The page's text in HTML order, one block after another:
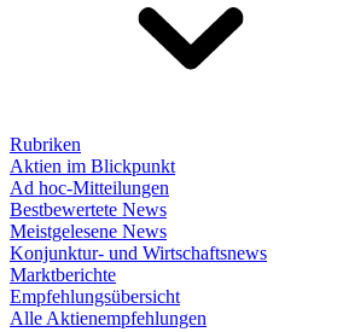
Rubriken
Aktien im Blickpunkt
Ad hoc-Mitteilungen
Bestbewertete News
Meistgelesene News
Konjunktur- und Wirtschaftsnews
Marktberichte
Empfehlungsübersicht
Alle Aktienempfehlungen